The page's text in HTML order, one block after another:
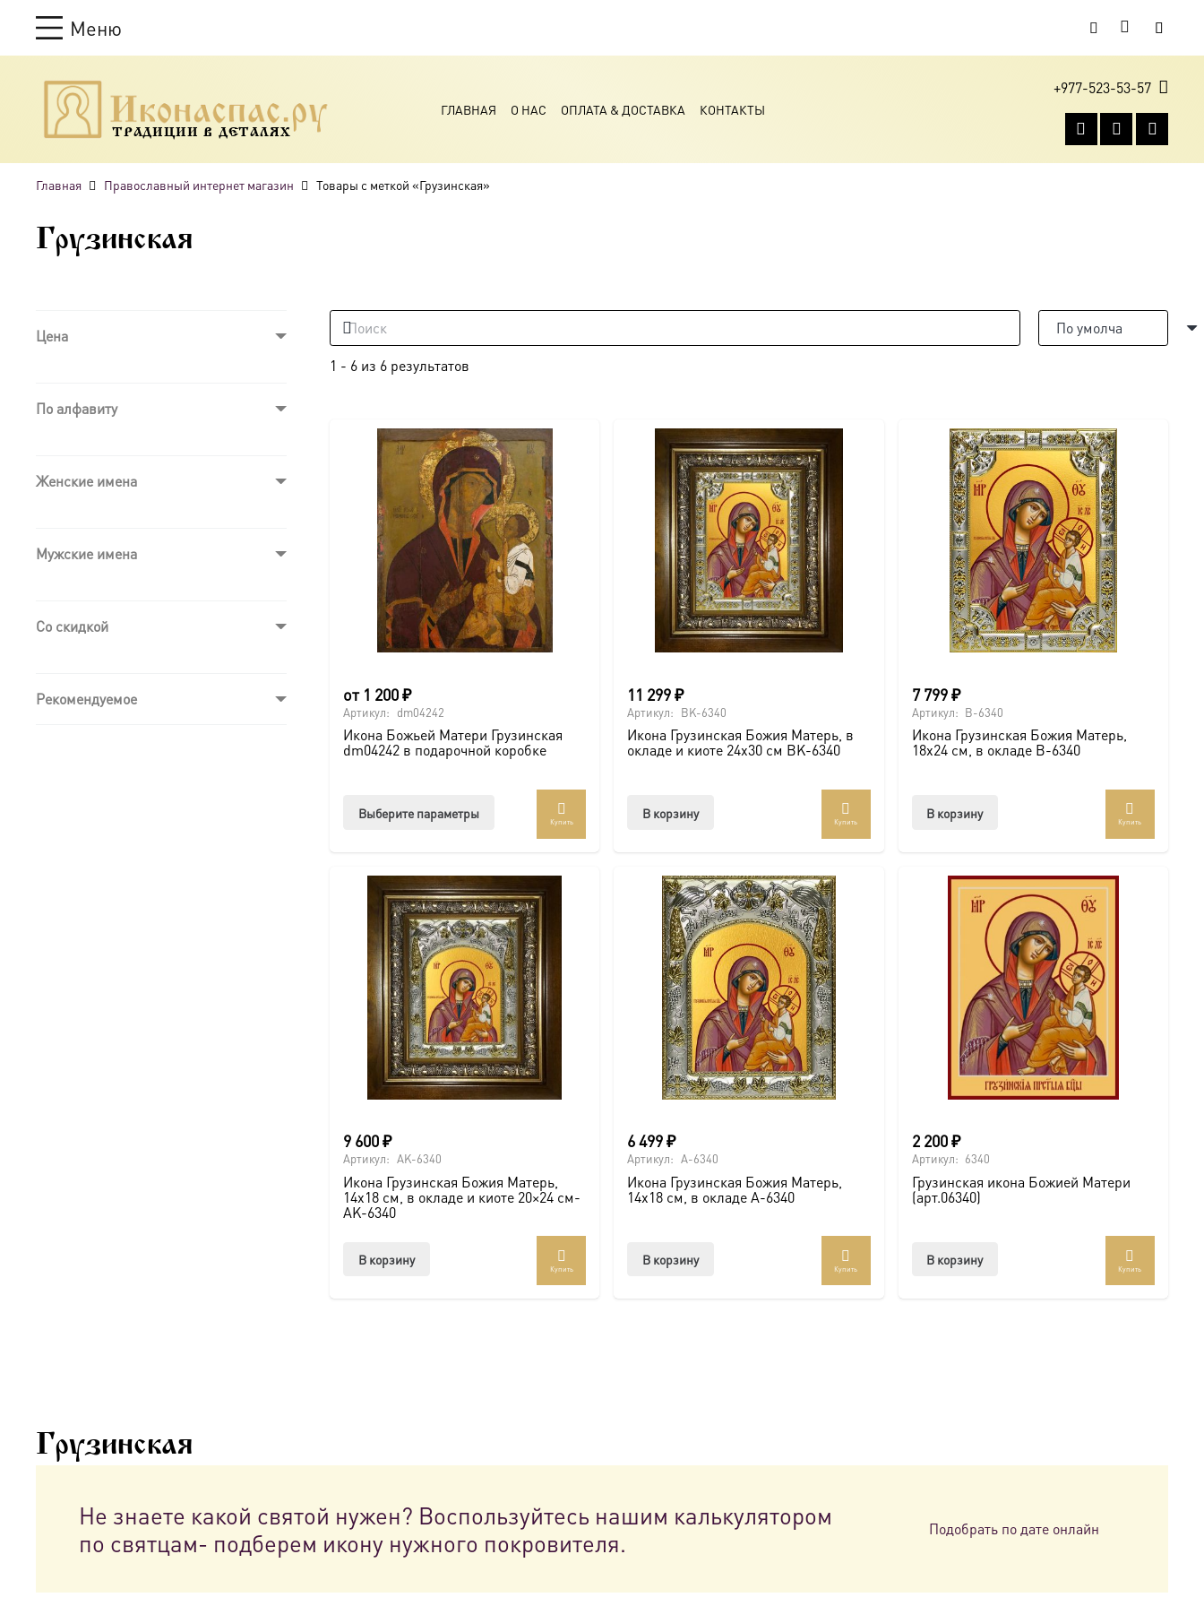
Меню
ТРАДИЦИИ В ДЕТАЛЯХ
ГЛАВНАЯ О НАС ОПЛАТА & ДОСТАВКА КОНТАКТЫ
+977-523-53-57
Главная Православный интернет магазин Товары с меткой «Грузинская»
Грузинская
Цена
По алфавиту
Женские имена
Мужские имена
Со скидкой
Рекомендуемое
1 - 6 из 6 результатов
от 1 200₽
Артикул: dm04242
Икона Божьей Матери Грузинская
dm04242 в подарочной коробке
Выберите параметры
вариаций.
Опции
можно
выбрать
на
странице
товара.
Купить
11 299₽
Артикул: BK-6340
Икона Грузинская Божия Матерь, в
окладе и киоте 24х30 см BK-6340
В корзину
Купить
7 799₽
Артикул: B-6340
Икона Грузинская Божия Матерь,
18х24 см, в окладе B-6340
В корзину
Купить
9 600₽
Артикул: AK-6340
Икона Грузинская Божия Матерь,
14х18 см, в окладе и киоте 20×24 см-
AK-6340
В корзину
Купить
6 499₽
Артикул: A-6340
Икона Грузинская Божия Матерь,
14х18 см, в окладе A-6340
В корзину
Купить
2 200₽
Артикул: 6340
Грузинская икона Божией Матери
(арт.06340)
В корзину
Купить
Грузинская
Не знаете какой святой нужен? Воспользуйтесь нашим калькулятором
по святцам- подберем икону нужного покровителя.
Подобрать по дате онлайн